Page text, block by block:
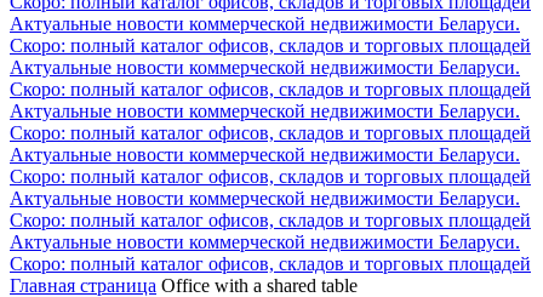
Актуальные новости коммерческой недвижимости Беларуси.
Скоро: полный каталог офисов, складов и торговых площадей
Актуальные новости коммерческой недвижимости Беларуси.
Скоро: полный каталог офисов, складов и торговых площадей
Актуальные новости коммерческой недвижимости Беларуси.
Скоро: полный каталог офисов, складов и торговых площадей
Актуальные новости коммерческой недвижимости Беларуси.
Скоро: полный каталог офисов, складов и торговых площадей
Актуальные новости коммерческой недвижимости Беларуси.
Скоро: полный каталог офисов, складов и торговых площадей
Актуальные новости коммерческой недвижимости Беларуси.
Скоро: полный каталог офисов, складов и торговых площадей
Главная страница Office with a shared table